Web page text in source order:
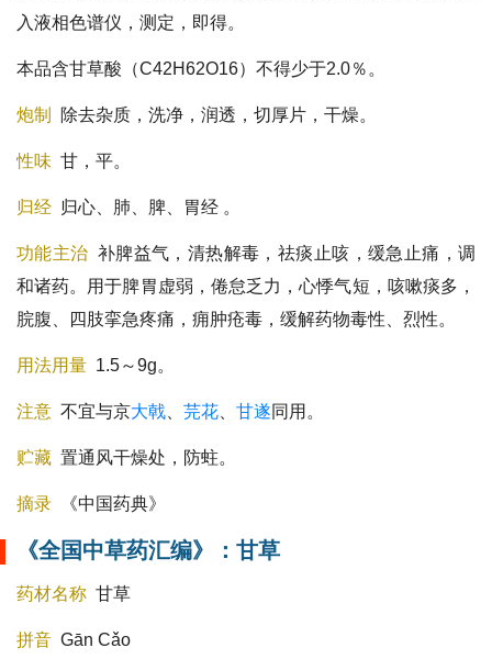
入液相色谱仪，测定，即得。
本品含甘草酸（C42H62O16）不得少于2.0％。
炮制 除去杂质，洗净，润透，切厚片，干燥。
性味 甘，平。
归经 归心、肺、脾、胃经 。
功能主治 补脾益气，清热解毒，祛痰止咳，缓急止痛，调
和诸药。用于脾胃虚弱，倦怠乏力，心悸气短，咳嗽痰多，
脘腹、四肢挛急疼痛，痈肿疮毒，缓解药物毒性、烈性。
用法用量 1.5～9g。
注意 不宜与京大戟 芫花 甘遂同用。
贮藏 置通风干燥处，防蛀。
摘录 《中国药典》
《全国中草药汇编》：甘草
药材名称 甘草
拼音 Gān Cǎo